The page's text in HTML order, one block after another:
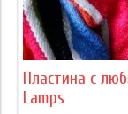
Пластина с
Lamps